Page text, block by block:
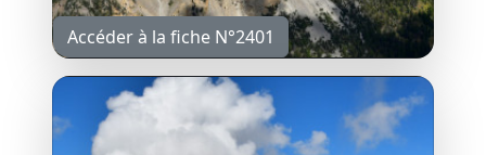
Accéder à la fiche N°2401